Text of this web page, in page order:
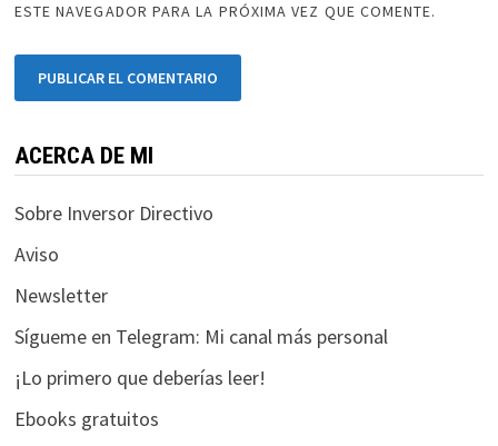
ESTE NAVEGADOR PARA LA PRÓXIMA VEZ QUE COMENTE.
ACERCA DE MI
Sobre Inversor Directivo
Aviso
Newsletter
Sígueme en Telegram: Mi canal más personal
¡Lo primero que deberías leer!
Ebooks gratuitos